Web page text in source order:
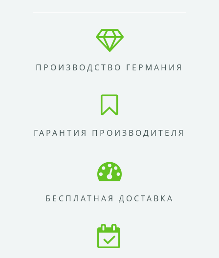
ПРОИЗВОДСТВО ГЕРМАНИЯ
ГАРАНТИЯ ПРОИЗВОДИТЕЛЯ
БЕСПЛАТНАЯ ДОСТАВКА